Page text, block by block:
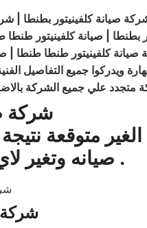
صيانة كلفينيتور بطنطا |
بطنطا | صيانة كلفينيتور
كلفينيتور طنطا طنطا |
ويدركوا جميع التفاصيل
متجدد علي جميع الشركة
شركة
متوقعة
صيانه وتغير .
شركة